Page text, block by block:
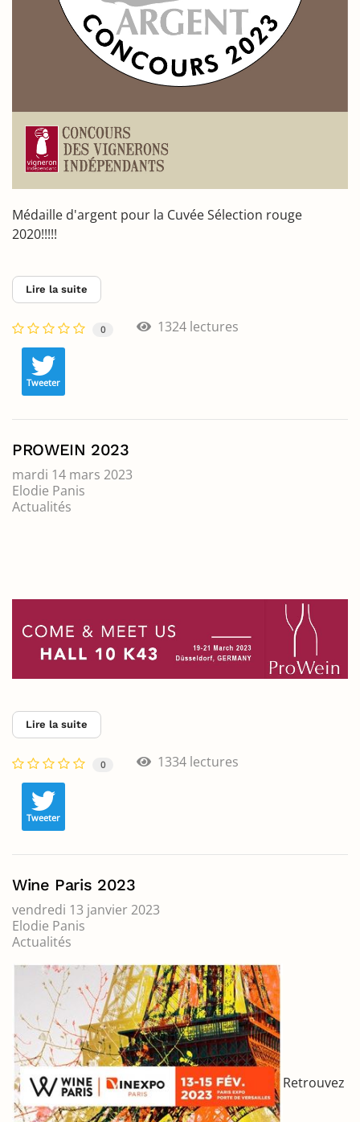
Médaille d'argent pour la Cuvée Sélection rouge
2020!!!!!
Lire la suite
0 1324 lectures
Tweeter
PROWEIN 2023
mardi 14 mars 2023
Elodie Panis
Actualités
Lire la suite
0 1334 lectures
Tweeter
Wine Paris 2023
vendredi 13 janvier 2023
Elodie Panis
Actualités
Retrouvez